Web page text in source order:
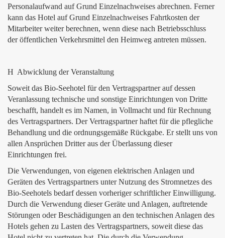
Personalaufwand auf Grund Einzelnachweises abrechnen. Ferner
kann das Hotel auf Grund Einzelnachweises Fahrtkosten der
Mitarbeiter weiter berechnen, wenn diese nach Betriebsschluss
der öffentlichen Verkehrsmittel den Heimweg antreten müssen.
H Abwicklung der Veranstaltung
Soweit das Bio-Seehotel für den Vertragspartner auf dessen
Veranlassung technische und sonstige Einrichtungen von Dritte
beschafft, handelt es im Namen, in Vollmacht und für Rechnung
des Vertragspartners. Der Vertragspartner haftet für die pflegliche
Behandlung und die ordnungsgemäße Rückgabe. Er stellt uns von
allen Ansprüchen Dritter aus der Überlassung dieser
Einrichtungen frei.
Die Verwendungen, von eigenen elektrischen Anlagen und
Geräten des Vertragspartners unter Nutzung des Stromnetzes des
Bio-Seehotels bedarf dessen vorheriger schriftlicher Einwilligung.
Durch die Verwendung dieser Geräte und Anlagen, auftretende
Störungen oder Beschädigungen an den technischen Anlagen des
Hotels gehen zu Lasten des Vertragspartners, soweit diese das